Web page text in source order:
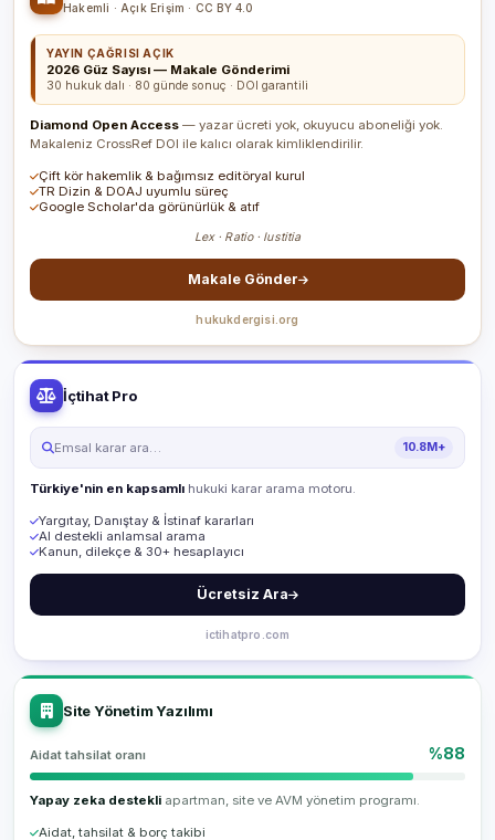
Hakemli · Açık Erişim · CC BY 4.0
YAYIN ÇAĞRISI AÇIK
2026 Güz Sayısı — Makale Gönderimi
30 hukuk dalı · 80 günde sonuç · DOI garantili
Diamond Open Access — yazar ücreti yok, okuyucu aboneliği yok.
Makaleniz CrossRef DOI ile kalıcı olarak kimliklendirilir.
Çift kör hakemlik & bağımsız editöryal kurul
TR Dizin & DOAJ uyumlu süreç
Google Scholar'da görünürlük & atıf
Lex · Ratio · Iustitia
Makale Gönder
hukukdergisi.org
İçtihat Pro
Emsal karar ara… 10.8M+
Türkiye'nin en kapsamlı hukuki karar arama motoru.
Yargıtay, Danıştay & İstinaf kararları
AI destekli anlamsal arama
Kanun, dilekçe & 30+ hesaplayıcı
Ücretsiz Ara
ictihatpro.com
Site Yönetim Yazılımı
Aidat tahsilat oranı %88
Yapay zeka destekli apartman, site ve AVM yönetim programı.
Aidat, tahsilat & borç takibi